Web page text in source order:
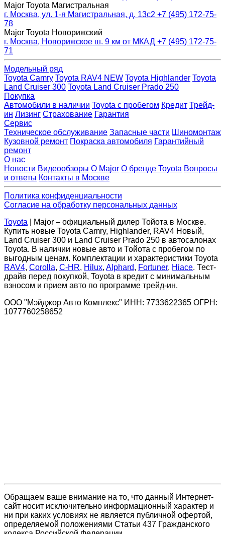
Major Toyota Магистральная
г. Москва, ул. 1-я Магистральная, д. 13с2 +7 (495) 172-75-
78
Major Toyota Новорижский
г. Москва, Новорижское ш. 9 км от МКАД +7 (495) 172-75-
71
Модельный ряд
Toyota Camry Toyota RAV4 NEW Toyota Highlander Toyota
Land Cruiser 300 Toyota Land Cruiser Prado 250
Покупка
Автомобили в наличии Toyota с пробегом Кредит Трейд-
ин Лизинг Страхование Гарантия
Сервис
Техническое обслуживание Запасные части Шиномонтаж
Кузовной ремонт Покраска автомобиля Гарантийный
ремонт
О нас
Новости Видеообзоры О Major О бренде Toyota Вопросы
и ответы Контакты в Москве
Политика конфиденциальности
Согласие на обработку персональных данных
Toyota | Major – официальный дилер Тойота в Москве.
Купить новые Toyota Camry, Highlander, RAV4 Новый,
Land Cruiser 300 и Land Cruiser Prado 250 в автосалонах
Toyota. В наличии новые авто и Тойота с пробегом по
выгодным ценам. Комплектации и характеристики Toyota
RAV4, Corolla, C-HR, Hilux, Alphard, Fortuner, Hiace. Тест-
драйв перед покупкой, Toyota в кредит с минимальным
взносом и прием авто по программе трейд-ин.
ООО "Мэйджор Авто Комплекс" ИНН: 7733622365 ОГРН:
1077760258652
Обращаем ваше внимание на то, что данный Интернет-
сайт носит исключительно информационный характер и
ни при каких условиях не является публичной офертой,
определяемой положениями Статьи 437 Гражданского